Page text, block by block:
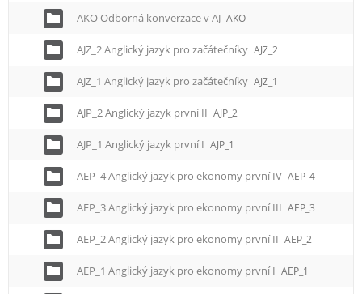
AKO Odborná konverzace v AJ AKO
AJZ_2 Anglický jazyk pro začátečníky AJZ_2
AJZ_1 Anglický jazyk pro začátečníky AJZ_1
AJP_2 Anglický jazyk první II AJP_2
AJP_1 Anglický jazyk první I AJP_1
AEP_4 Anglický jazyk pro ekonomy první IV AEP_4
AEP_3 Anglický jazyk pro ekonomy první III AEP_3
AEP_2 Anglický jazyk pro ekonomy první II AEP_2
AEP_1 Anglický jazyk pro ekonomy první I AEP_1